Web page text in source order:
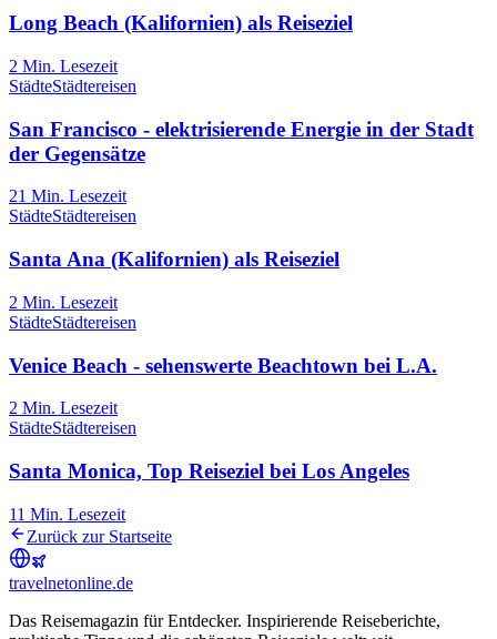
Long Beach (Kalifornien) als Reiseziel
2 Min. Lesezeit
StädteStädtereisen
San Francisco - elektrisierende Energie in der Stadt
der Gegensätze
21 Min. Lesezeit
StädteStädtereisen
Santa Ana (Kalifornien) als Reiseziel
2 Min. Lesezeit
StädteStädtereisen
Venice Beach - sehenswerte Beachtown bei L.A.
2 Min. Lesezeit
StädteStädtereisen
Santa Monica, Top Reiseziel bei Los Angeles
11 Min. Lesezeit
Zurück zur Startseite
travelnetonline.de
Das Reisemagazin für Entdecker. Inspirierende Reiseberichte,